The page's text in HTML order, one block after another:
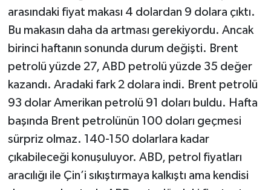
arasındaki fiyat makası 4 dolardan 9 dolara çıktı.
Bu makasın daha da artması gerekiyordu. Ancak
birinci haftanın sonunda durum değişti. Brent
petrolü yüzde 27, ABD petrolü yüzde 35 değer
kazandı. Aradaki fark 2 dolara indi. Brent petrolü
93 dolar Amerikan petrolü 91 doları buldu. Hafta
başında Brent petrolünün 100 doları geçmesi
sürpriz olmaz. 140-150 dolarlara kadar
çıkabileceği konuşuluyor. ABD, petrol fiyatları
aracılığı ile Çin’i sıkıştırmaya kalkıştı ama kendisi